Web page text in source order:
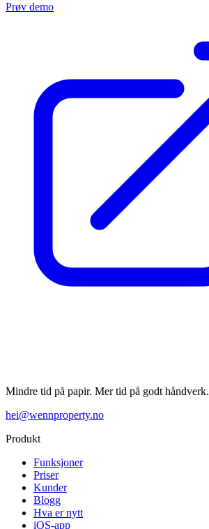
Prøv demo
Mindre tid på papir. Mer tid på godt håndverk.
hei@wennproperty.no
Produkt
Funksjoner
Priser
Kunder
Blogg
Hva er nytt
iOS-app